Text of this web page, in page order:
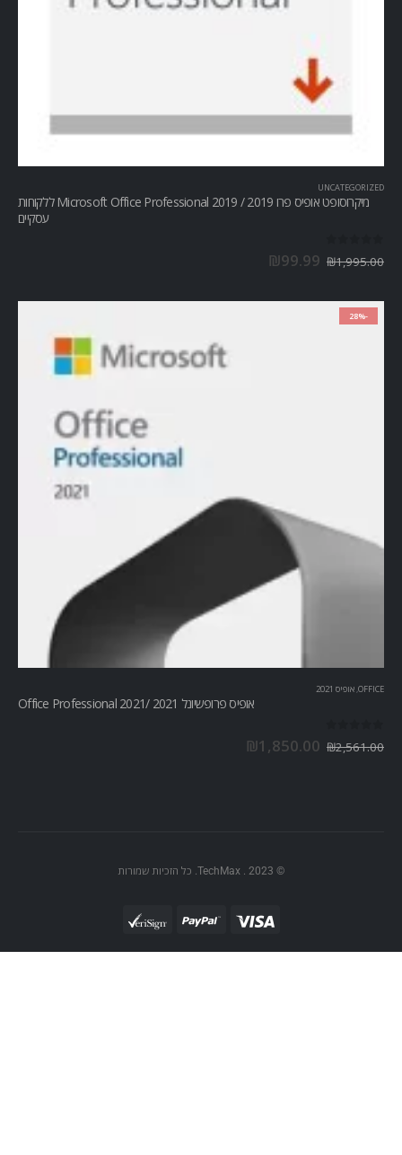
UNCATEGORIZED
מיקרוסופט אופיס פרו Microsoft Office Professional 2019 / 2019 ללקוחות
עסקיים
₪1,995.00
₪99.99
-28%
OFFICE
, אופיס 2021
אופיס פרופשיונל 2021 /Office Professional 2021
₪2,561.00
₪1,850.00
© TechMax . 2023. כל הזכיות שמורות